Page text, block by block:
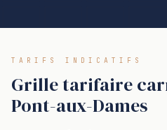
TARIFS INDICATIFS
Grille tarifaire
Pont-aux-Dames